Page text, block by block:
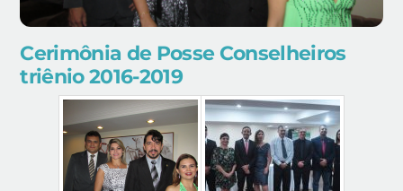
Cerimônia de Posse Conselheiros
triênio 2016-2019